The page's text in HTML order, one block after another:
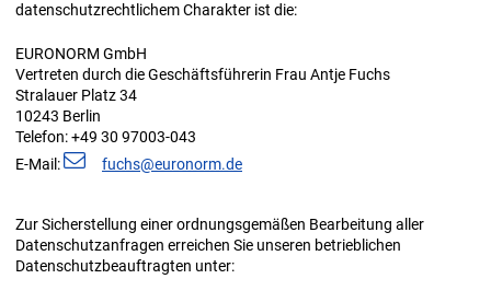
datenschutzrechtlichem Charakter ist die:
EURONORM GmbH
Vertreten durch die Geschäftsführerin Frau Antje Fuchs
Stralauer Platz 34
10243 Berlin
Telefon: +49 30 97003-043
E-Mail:
f chs r n rm d
Zur Sicherstellung einer ordnungsgemäßen Bearbeitung aller
Datenschutzanfragen erreichen Sie unseren betrieblichen
Datenschutzbeauftragten unter: